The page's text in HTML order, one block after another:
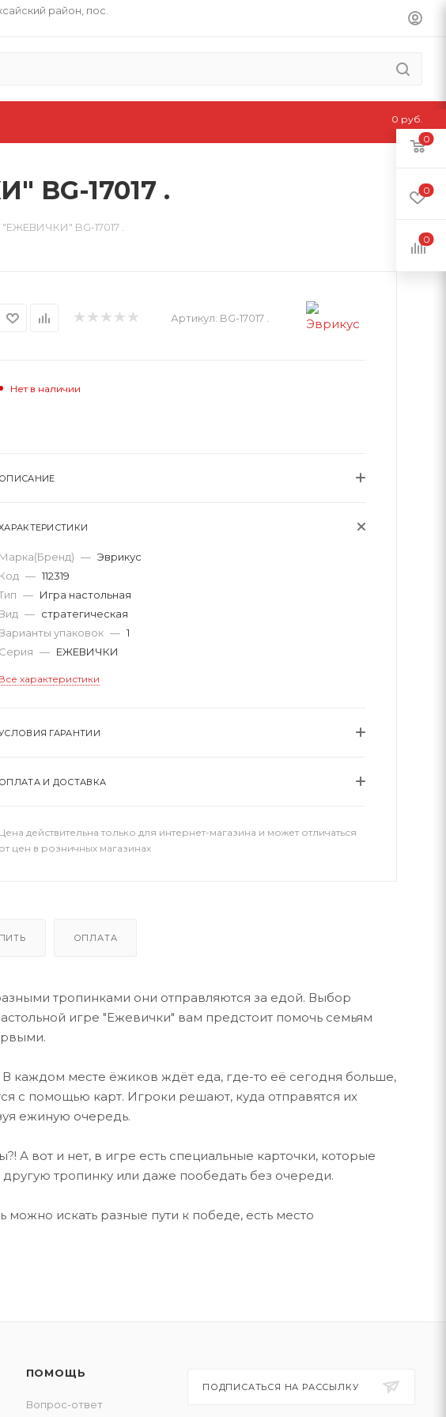
район, пос.
17017 .
BG-17017 .
Артикул: BG-17017 .
Нет в наличии
ОПИСАНИЕ
Марка(Бренд) — Эврикус
Код — 112319
— Игра настольная
Вид — стратегическая
Варианты упаковок — 1
Серия — ЕЖЕВИЧКИ
Все характеристики
ГАРАНТИИ
ОПЛАТА И ДОСТАВКА
Цена действительна только для интернет-магазина и может отличаться
от цен в розничных магазинах
ОПЛАТА
тропинками они отправляются за едой. Выбор
игре "Ежевички" вам предстоит помочь семьям
каждом месте ёжиков ждёт еда, где-то её сегодня больше,
с помощью карт. Игроки решают, куда отправятся их
ежиную очередь.
А вот и нет, в игре есть специальные карточки, которые
тропинку или даже пообедать без очереди.
искать разные пути к победе, есть место
ПОМОЩЬ
Вопрос-ответ
ПОДПИСАТЬСЯ НА РАССЫЛКУ
0
0
0
0 руб.